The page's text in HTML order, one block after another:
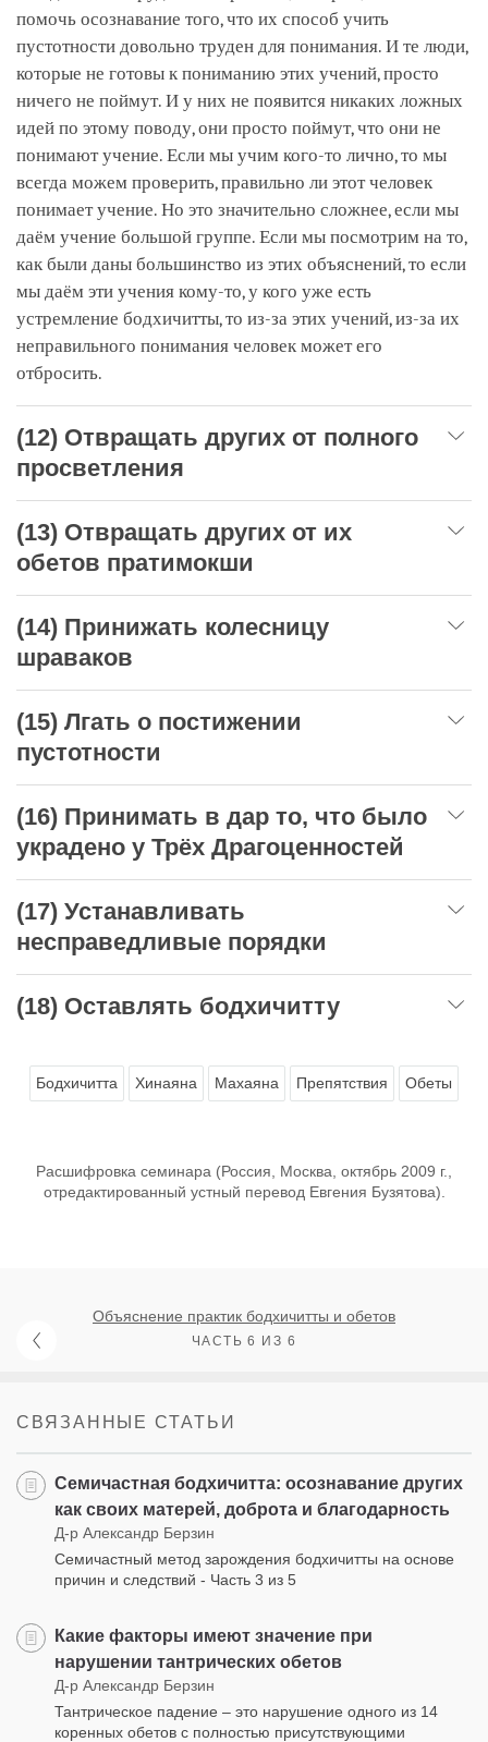
помочь осознавание того, что их способ учить
пустотности довольно труден для понимания. И те люди,
которые не готовы к пониманию этих учений, просто
ничего не поймут. И у них не появится никаких ложных
идей по этому поводу, они просто поймут, что они не
понимают учение. Если мы учим кого-то лично, то мы
всегда можем проверить, правильно ли этот человек
понимает учение. Но это значительно сложнее, если мы
даём учение большой группе. Если мы посмотрим на то,
как были даны большинство из этих объяснений, то если
мы даём эти учения кому-то, у кого уже есть
устремление бодхичитты, то из-за этих учений, из-за их
неправильного понимания человек может его
отбросить.
(12) Отвращать других от полного
просветления
(13) Отвращать других от их
обетов пратимокши
(14) Принижать колесницу
шраваков
(15) Лгать о постижении
пустотности
(16) Принимать в дар то, что было
украдено у Трёх Драгоценностей
(17) Устанавливать
несправедливые порядки
(18) Оставлять бодхичитту
Бодхичитта Хинаяна Махаяна Препятствия Обеты
Расшифровка семинара (Россия, Москва, октябрь 2009 г.,
отредактированный устный перевод Евгения Бузятова).
Объяснение практик бодхичитты и обетов
ЧАСТЬ 6 ИЗ 6
СВЯЗАННЫЕ СТАТЬИ
Семичастная бодхичитта: осознавание других
как своих матерей, доброта и благодарность
Д-р Александр Берзин
Семичастный метод зарождения бодхичитты на основе
причин и следствий - Часть 3 из 5
Какие факторы имеют значение при
нарушении тантрических обетов
Д-р Александр Берзин
Тантрическое падение – это нарушение одного из 14
коренных обетов с полностью присутствующими